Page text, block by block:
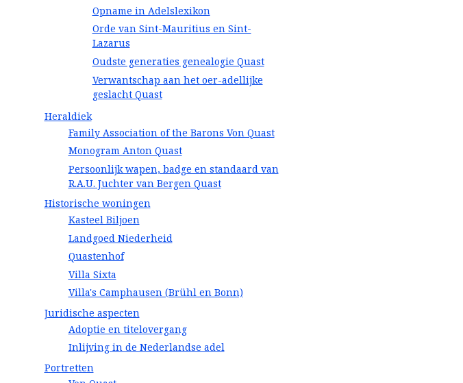
Opname in Adelslexikon
Orde van Sint-Mauritius en Sint-
Lazarus
Oudste generaties genealogie Quast
Verwantschap aan het oer-adellijke
geslacht Quast
Heraldiek
Family Association of the Barons Von Quast
Monogram Anton Quast
Persoonlijk wapen, badge en standaard van
R.A.U. Juchter van Bergen Quast
Historische woningen
Kasteel Biljoen
Landgoed Niederheid
Quastenhof
Villa Sixta
Villa's Camphausen (Brühl en Bonn)
Juridische aspecten
Adoptie en titelovergang
Inlijving in de Nederlandse adel
Portretten